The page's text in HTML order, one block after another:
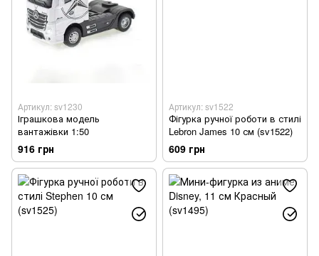
Артикул: sv1230
Іграшкова модель
вантажівки 1:50
916 грн
Артикул: sv1522
Фігурка ручної роботи в стилі
Lebron James 10 см (sv1522)
609 грн